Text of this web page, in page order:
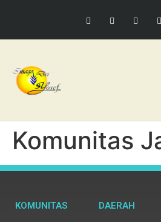
Komunitas
KOMUNITAS DAERAH